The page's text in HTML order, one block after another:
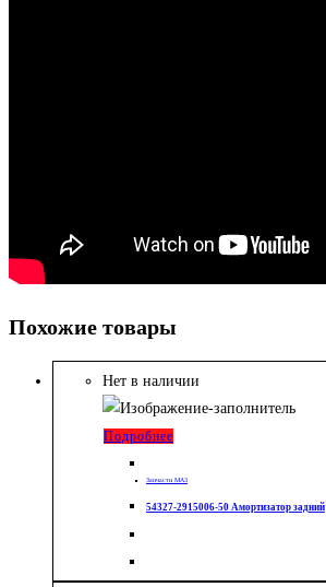
Похожие товары
Нет в наличии
Подробнее
Запчасти МАЗ
54327-2915006-50 Амортизатор задний